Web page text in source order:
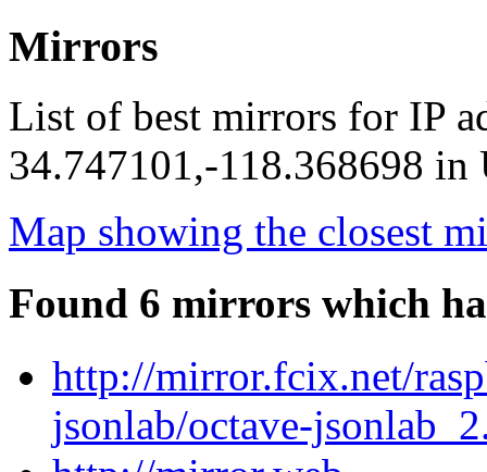
Mirrors
List of best mirrors for IP
34.747101,-118.368698 in
Map showing the closest
Found 6 mirrors which
http://mirror.fcix.net/
jsonlab/octave-